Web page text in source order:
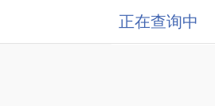
正在查询中